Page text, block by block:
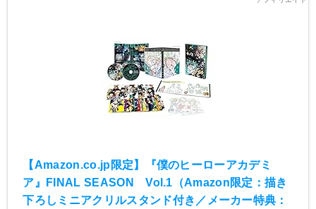
【Amazon.co.jp限定】『僕のヒーローアカデミ
ア』FINAL SEASON Vol.1（Amazon限定：描き
下ろしミニアクリルスタンド付き／メーカー特典：